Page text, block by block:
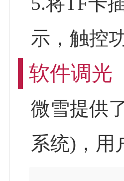
示，触控
软件调光
微雪提供
系统)，用